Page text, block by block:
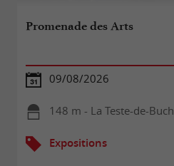
Promenade des Arts
09/08/2026
148 m - La Teste-de-Buch
Expositions